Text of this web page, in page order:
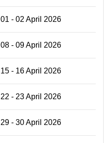
01 - 02 April 2026
08 - 09 April 2026
15 - 16 April 2026
22 - 23 April 2026
29 - 30 April 2026